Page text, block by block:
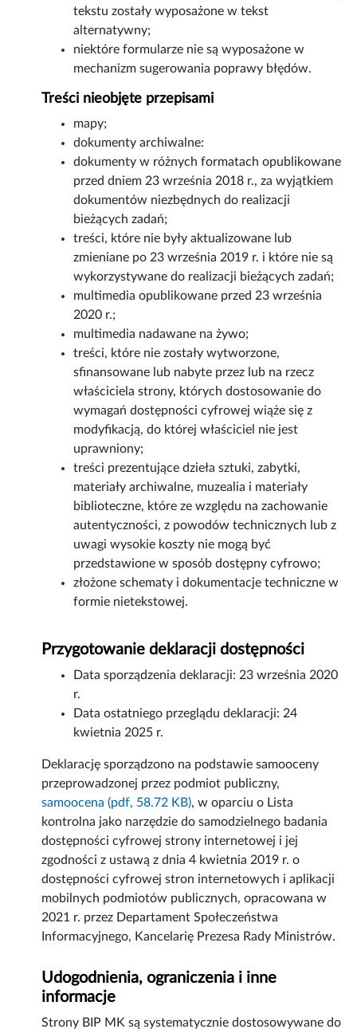
tekstu zostały wyposażone w tekst
alternatywny;
niektóre formularze nie są wyposażone w
mechanizm sugerowania poprawy błędów.
Treści nieobjęte przepisami
mapy;
dokumenty archiwalne:
dokumenty w różnych formatach opublikowane
przed dniem 23 września 2018 r., za wyjątkiem
dokumentów niezbędnych do realizacji
bieżących zadań;
treści, które nie były aktualizowane lub
zmieniane po 23 września 2019 r. i które nie są
wykorzystywane do realizacji bieżących zadań;
multimedia opublikowane przed 23 września
2020 r.;
multimedia nadawane na żywo;
treści, które nie zostały wytworzone,
sfinansowane lub nabyte przez lub na rzecz
właściciela strony, których dostosowanie do
wymagań dostępności cyfrowej wiąże się z
modyfikacją, do której właściciel nie jest
uprawniony;
treści prezentujące dzieła sztuki, zabytki,
materiały archiwalne, muzealia i materiały
biblioteczne, które ze względu na zachowanie
autentyczności, z powodów technicznych lub z
uwagi wysokie koszty nie mogą być
przedstawione w sposób dostępny cyfrowo;
złożone schematy i dokumentacje techniczne w
formie nietekstowej.
Przygotowanie deklaracji dostępności
Data sporządzenia deklaracji: 23 września 2020
r.
Data ostatniego przeglądu deklaracji: 24
kwietnia 2025 r.
Deklarację sporządzono na podstawie samooceny
przeprowadzonej przez podmiot publiczny,
samoocena (pdf, 58.72 KB), w oparciu o Lista
kontrolna jako narzędzie do samodzielnego badania
dostępności cyfrowej strony internetowej i jej
zgodności z ustawą z dnia 4 kwietnia 2019 r. o
dostępności cyfrowej stron internetowych i aplikacji
mobilnych podmiotów publicznych, opracowana w
2021 r. przez Departament Społeczeństwa
Informacyjnego, Kancelarię Prezesa Rady Ministrów.
Udogodnienia, ograniczenia i inne
informacje
Strony BIP MK są systematycznie dostosowywane do